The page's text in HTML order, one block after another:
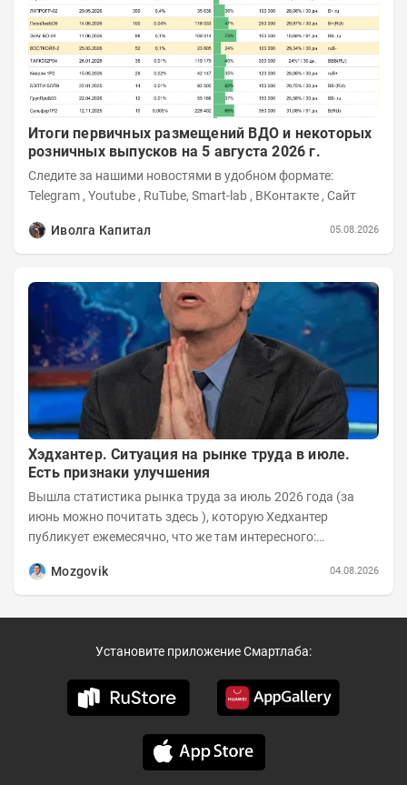
Итоги первичных размещений ВДО и некоторых
розничных выпусков на 5 августа 2026 г.
Следите за нашими новостями в удобном формате:
Telegram , Youtube , RuTube, Smart-lab , ВКонтакте , Сайт
Иволга Капитал 05.08.2026
Хэдхантер. Ситуация на рынке труда в июле.
Есть признаки улучшения
Вышла статистика рынка труда за июль 2026 года (за
июнь можно почитать здесь ), которую Хедхантер
публикует ежемесячно, что же там интересного:
Mozgovik
04.08.2026
Установите приложение Смартлаба: